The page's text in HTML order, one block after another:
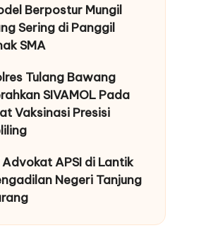
Berpostur Mungil
Sering di Panggil
SMA
Tulang Bawang
SIVAMOL Pada
Vaksinasi Presisi
Advokat APSI di Lantik
Negeri Tanjung